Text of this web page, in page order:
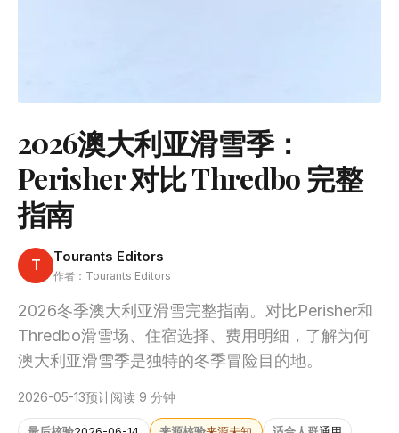
2026澳大利亚滑雪季：
Perisher 对比 Thredbo 完整
指南
T Tourants Editors
作者：Tourants Editors
2026冬季澳大利亚滑雪完整指南。对比Perisher和
Thredbo滑雪场、住宿选择、费用明细，了解为何
澳大利亚滑雪季是独特的冬季冒险目的地。
2026-05-13预计阅读 9 分钟